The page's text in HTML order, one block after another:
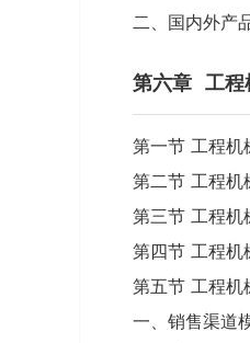
二、国内外产
第六章 工程
第一节 工程机
第二节 工程机
第三节 工程机
第四节 工程机
第五节 工程机
一、销售渠道